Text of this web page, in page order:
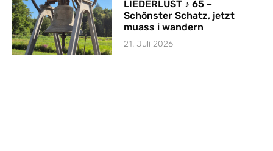
LIEDERLUST ♪ 65 –
Schönster Schatz, jetzt
muass i wandern
21. Juli 2026